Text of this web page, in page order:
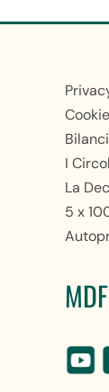
Bilanci
I
La
5 x